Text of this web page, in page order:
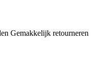
Gemakkelijk retourneren